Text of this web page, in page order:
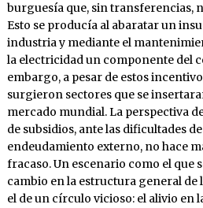
burguesía que, sin transferencias,
Esto se producía al abaratar un
industria y mediante el
la electricidad un componente del
embargo, a pesar de estos
surgieron sectores que se
mercado mundial. La perspectiva
de subsidios, ante las dificultades
endeudamiento externo, no hace
fracaso. Un escenario como el que
cambio en la estructura general de
el de un círculo vicioso: el alivio en